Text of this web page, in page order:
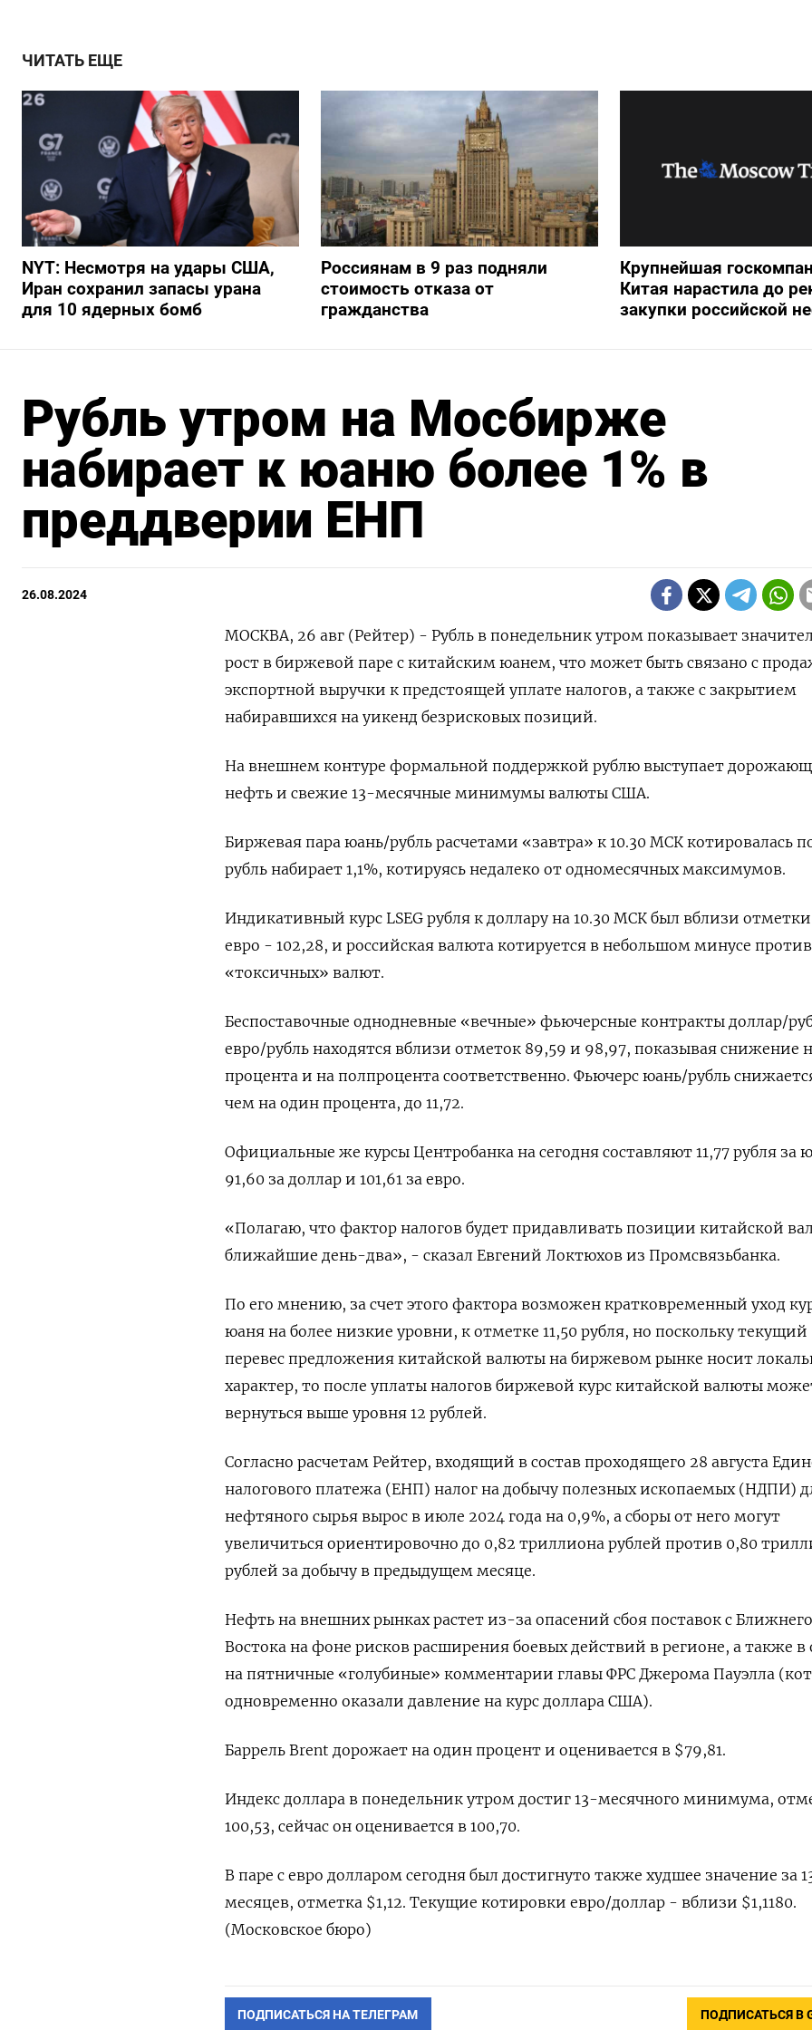
ЧИТАТЬ ЕЩЕ
NYT: Несмотря на удары США,
Иран сохранил запасы урана
для 10 ядерных бомб
Россиянам в 9 раз подняли
стоимость отказа от
гражданства
Крупнейшая
Китая нарастила до
закупки российской
Рубль утром на Мосбирже
набирает к юаню более 1% в
преддверии ЕНП
26.08.2024
МОСКВА, 26 авг (Рейтер) - Рубль в понедельник утром показывает
рост в биржевой паре с китайским юанем, что может быть связано с
экспортной выручки к предстоящей уплате налогов, а также с закрытием
набиравшихся на уикенд безрисковых позиций.
На внешнем контуре формальной поддержкой рублю выступает
нефть и свежие 13-месячные минимумы валюты США.
Биржевая пара юань/рубль расчетами «завтра» к 10.30 МСК котировалась по
рубль набирает 1,1%, котируясь недалеко от одномесячных максимумов.
Индикативный курс LSEG рубля к доллару на 10.30 МСК был вблизи отметки
евро - 102,28, и российская валюта котируется в небольшом минусе
«токсичных» валют.
Беспоставочные однодневные «вечные» фьючерсные контракты доллар/
евро/рубль находятся вблизи отметок 89,59 и 98,97, показывая снижение
процента и на полпроцента соответственно. Фьючерс юань/рубль
чем на один процента, до 11,72.
Официальные же курсы Центробанка на сегодня составляют 11,77 рубля за
91,60 за доллар и 101,61 за евро.
«Полагаю, что фактор налогов будет придавливать позиции китайской
ближайшие день-два», - сказал Евгений Локтюхов из Промсвязьбанка.
По его мнению, за счет этого фактора возможен кратковременный уход
юаня на более низкие уровни, к отметке 11,50 рубля, но поскольку текущий
перевес предложения китайской валюты на биржевом рынке носит
характер, то после уплаты налогов биржевой курс китайской валюты
вернуться выше уровня 12 рублей.
Согласно расчетам Рейтер, входящий в состав проходящего 28 августа
налогового платежа (ЕНП) налог на добычу полезных ископаемых (НДПИ)
нефтяного сырья вырос в июле 2024 года на 0,9%, а сборы от него могут
увеличиться ориентировочно до 0,82 триллиона рублей против 0,80
рублей за добычу в предыдущем месяце.
Нефть на внешних рынках растет из-за опасений сбоя поставок с Ближнего
Востока на фоне рисков расширения боевых действий в регионе, а также в
на пятничные «голубиные» комментарии главы ФРС Джерома Пауэлла
одновременно оказали давление на курс доллара США).
Баррель Brent дорожает на один процент и оценивается в $79,81.
Индекс доллара в понедельник утром достиг 13-месячного минимума,
100,53, сейчас он оценивается в 100,70.
В паре с евро долларом сегодня был достигнуто также худшее значение за
месяцев, отметка $1,12. Текущие котировки евро/доллар - вблизи $1,1180.
(Московское бюро)
ПОДПИСАТЬСЯ НА ТЕЛЕГРАМ ПОДПИСАТЬСЯ В